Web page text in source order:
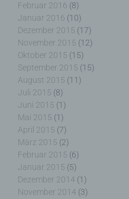
Februar 2016 (8)
Januar 2016 (10)
Dezember 2015 (17)
November 2015 (12)
Oktober 2015 (15)
September 2015 (15)
August 2015 (11)
Juli 2015 (8)
Juni 2015 (1)
Mai 2015 (1)
April 2015 (7)
März 2015 (2)
Februar 2015 (6)
Januar 2015 (5)
Dezember 2014 (1)
November 2014 (3)
h) Auftragsverarbeiter
Auftragsverarbeiter
juristische Person,
andere Stelle, die
Auftrag des
i) Empfänger
Empfänger ist eine
Person, Behörde,